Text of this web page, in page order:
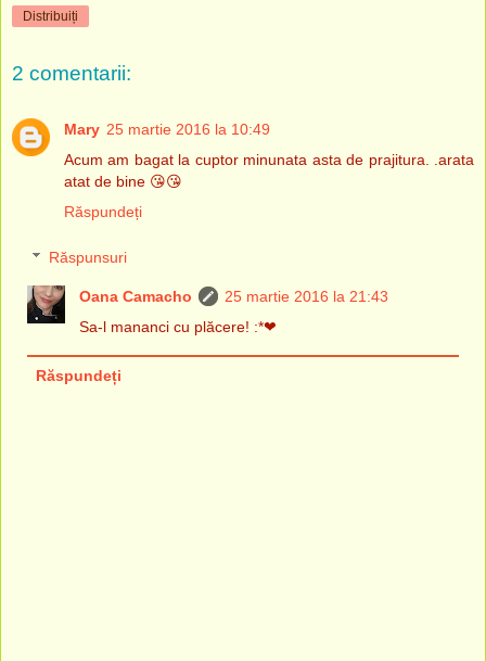
Distribuiți
2 comentarii:
Mary 25 martie 2016 la 10:49
Acum am bagat la cuptor minunata asta de prajitura. .arata
atat de bine 😘😘
Răspundeți
Răspunsuri
Oana Camacho
25 martie 2016 la 21:43
Sa-l mananci cu plăcere! :*❤
Răspundeți